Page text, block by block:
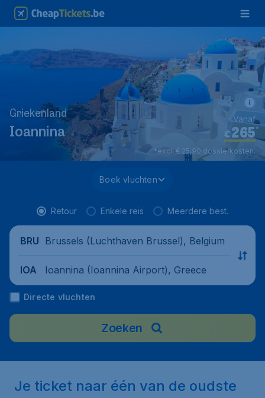
Griekenland
Ioannina €265*
Vanaf
*excl. € 25,90 dossierkosten.
Boek vluchten
Retour Enkele reis Meerdere best.
BRU Brussels (Luchthaven Brussel), Belgium
IOA Ioannina (Ioannina Airport), Greece
Directe vluchten
Zoeken
Je ticket naar één van de oudste